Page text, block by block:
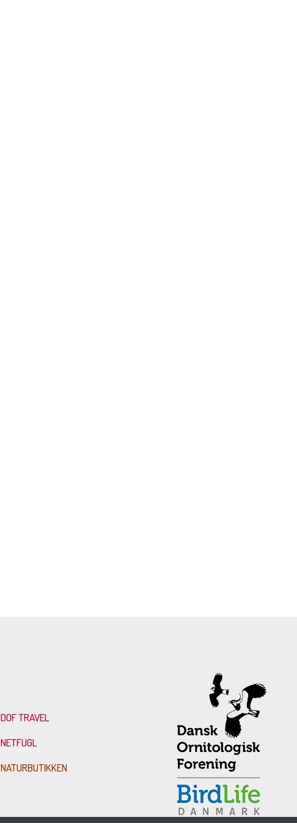
DOF TRAVEL
NETFUGL
NATURBUTIKKEN